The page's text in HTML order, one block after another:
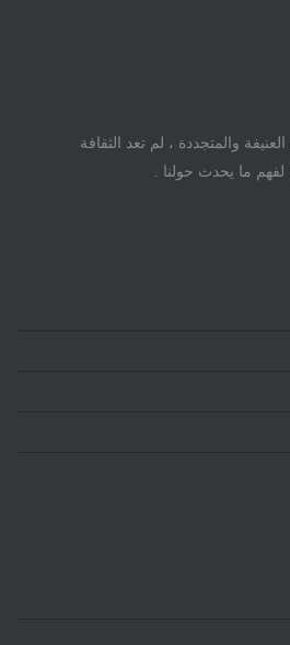
والمتجددة ، لم تعد الثقافة
ما يحدث حولنا .